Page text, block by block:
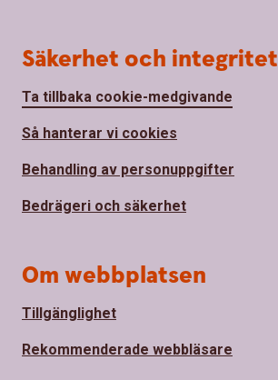
Säkerhet och integritet
Ta tillbaka cookie-medgivande
Så hanterar vi cookies
Behandling av personuppgifter
Bedrägeri och säkerhet
Om webbplatsen
Tillgänglighet
Rekommenderade webbläsare